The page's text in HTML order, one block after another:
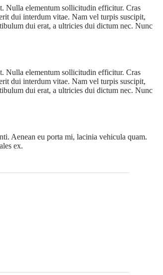
Nulla elementum sollicitudin efficitur. Cras
dui interdum vitae. Nam vel turpis suscipit,
dui erat, a ultricies dui dictum nec. Nunc
Nulla elementum sollicitudin efficitur. Cras
dui interdum vitae. Nam vel turpis suscipit,
dui erat, a ultricies dui dictum nec. Nunc
Aenean eu porta mi, lacinia vehicula quam.
ex.